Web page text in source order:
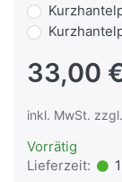
33,00
inkl. MwSt. zzgl.
Vorrätig
Lieferzeit: